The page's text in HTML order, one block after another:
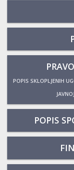
POPIS SKLOPLJENIH
POPIS